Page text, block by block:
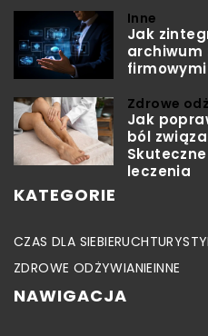
Inne
Jak
archiwum
Zdrowe
Jak
ból
leczenia
KATEGORIE
CZAS DLA SIEBIERUCH
ZDROWE ODŻYWIANIEINNE
NAWIGACJA